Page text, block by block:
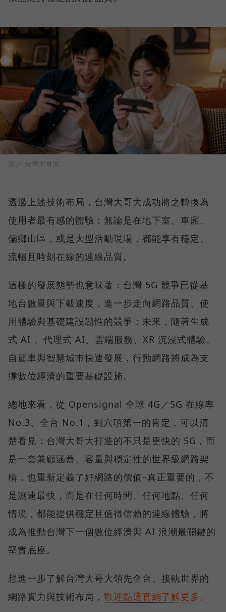
圖／ 台灣大哥大
透過上述技術布局，台灣大哥大成功將之轉換為
使用者最有感的體驗：無論是在地下室、車廂、
偏鄉山區，或是大型活動現場，都能享有穩定、
流暢且時刻在線的連線品質。
這樣的發展態勢也意味著：台灣 5G 競爭已從基
地台數量與下載速度，進一步走向網路品質、使
用體驗與基礎建設韌性的競爭；未來，隨著生成
式 AI 、代理式 AI、雲端服務、XR 沉浸式體驗、
自駕車與智慧城市快速發展，行動網路將成為支
撐數位經濟的重要基礎設施。
總地來看，從 Opensignal 全球 4G／5G 在線率
No.3、全台 No.1，到六項第一的肯定，可以清
楚看見：台灣大哥大打造的不只是更快的 5G，而
是一套兼顧涵蓋、容量與穩定性的世界級網路架
構，也重新定義了好網路的價值–真正重要的，不
是測速最快，而是在任何時間、任何地點、任何
情境，都能提供穩定且值得信賴的連線體驗，將
成為推動台灣下一個數位經濟與 AI 浪潮最關鍵的
堅實底座。
想進一步了解台灣大哥大領先全台、接軌世界的
網路實力與技術布局， 歡迎點選官網了解更多。